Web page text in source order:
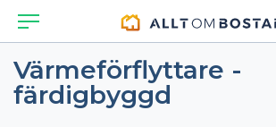
Värmeförflyttare -
färdigbyggd